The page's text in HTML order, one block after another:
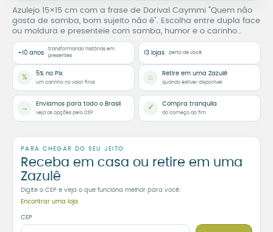
Azulejo 15×15 cm com a frase de Dorival Caymmi “Quem não
gosta de samba, bom sujeito não é”. Escolha entre dupla face
ou moldura e presenteie com samba, humor e o carinho
Zazulê.
+10 anos
transformando histórias em
presentes
13 lojas perto de você
% 5% no Pix
um carinho no valor final
⌂ Retire em uma Zazulê
quando estiver disponível
→ Enviamos para todo o Brasil
veja as opções pelo CEP
✓ Compra tranquila
do começo ao fim
PARA CHEGAR DO SEU JEITO
Receba em casa ou retire em uma
Zazulê
Digite o CEP e veja o que funciona melhor para você.
Encontrar uma loja
CEP